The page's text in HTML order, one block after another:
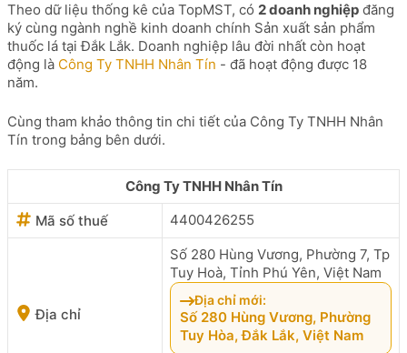
Theo dữ liệu thống kê của TopMST, có 2 doanh nghiệp đăng
ký cùng ngành nghề kinh doanh chính Sản xuất sản phẩm
thuốc lá tại Đắk Lắk. Doanh nghiệp lâu đời nhất còn hoạt
động là Công Ty TNHH Nhân Tín - đã hoạt động được 18
năm.
Cùng tham khảo thông tin chi tiết của Công Ty TNHH Nhân
Tín trong bảng bên dưới.
Công Ty TNHH Nhân Tín
Mã số thuế
4400426255
Địa chỉ
Số 280 Hùng Vương, Phường 7, Tp
Tuy Hoà, Tỉnh Phú Yên, Việt Nam
Địa chỉ mới:
Số 280 Hùng Vương, Phường
Tuy Hòa, Đắk Lắk, Việt Nam